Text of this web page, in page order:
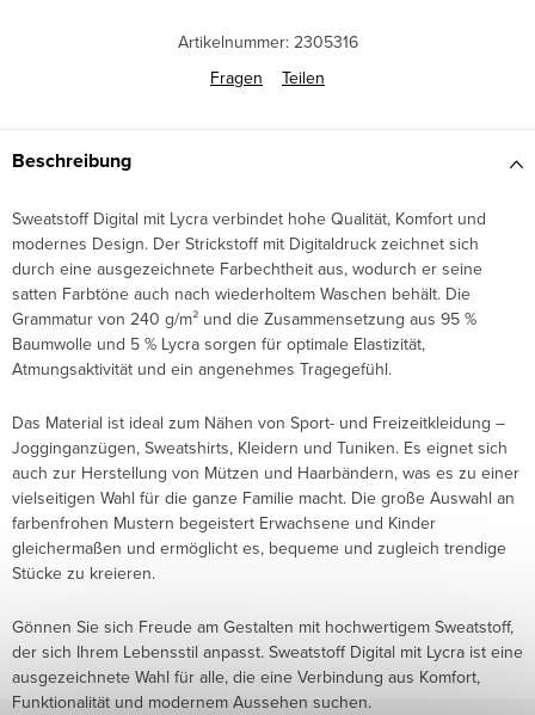
Artikelnummer: 2305316
Fragen
Teilen
Beschreibung
Sweatstoff Digital mit Lycra verbindet hohe Qualität, Komfort und
modernes Design. Der Strickstoff mit Digitaldruck zeichnet sich
durch eine ausgezeichnete Farbechtheit aus, wodurch er seine
satten Farbtöne auch nach wiederholtem Waschen behält. Die
Grammatur von 240 g/m² und die Zusammensetzung aus 95 %
Baumwolle und 5 % Lycra sorgen für optimale Elastizität,
Atmungsaktivität und ein angenehmes Tragegefühl.
Das Material ist ideal zum Nähen von Sport- und Freizeitkleidung –
Jogginganzügen, Sweatshirts, Kleidern und Tuniken. Es eignet sich
auch zur Herstellung von Mützen und Haarbändern, was es zu einer
vielseitigen Wahl für die ganze Familie macht. Die große Auswahl an
farbenfrohen Mustern begeistert Erwachsene und Kinder
gleichermaßen und ermöglicht es, bequeme und zugleich trendige
Stücke zu kreieren.
Gönnen Sie sich Freude am Gestalten mit hochwertigem Sweatstoff,
der sich Ihrem Lebensstil anpasst. Sweatstoff Digital mit Lycra ist eine
ausgezeichnete Wahl für alle, die eine Verbindung aus Komfort,
Funktionalität und modernem Aussehen suchen.